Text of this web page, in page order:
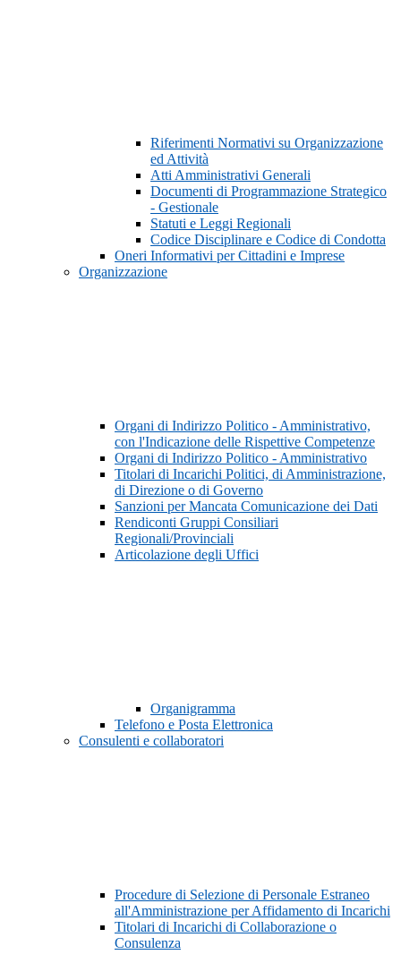
Riferimenti Normativi su Organizzazione
ed Attività
Atti Amministrativi Generali
Documenti di Programmazione Strategico
- Gestionale
Statuti e Leggi Regionali
Codice Disciplinare e Codice di Condotta
Oneri Informativi per Cittadini e Imprese
Organizzazione
Organi di Indirizzo Politico - Amministrativo,
con l'Indicazione delle Rispettive Competenze
Organi di Indirizzo Politico - Amministrativo
Titolari di Incarichi Politici, di Amministrazione,
di Direzione o di Governo
Sanzioni per Mancata Comunicazione dei Dati
Rendiconti Gruppi Consiliari
Regionali/Provinciali
Articolazione degli Uffici
Organigramma
Telefono e Posta Elettronica
Consulenti e collaboratori
Procedure di Selezione di Personale Estraneo
all'Amministrazione per Affidamento di Incarichi
Titolari di Incarichi di Collaborazione o
Consulenza